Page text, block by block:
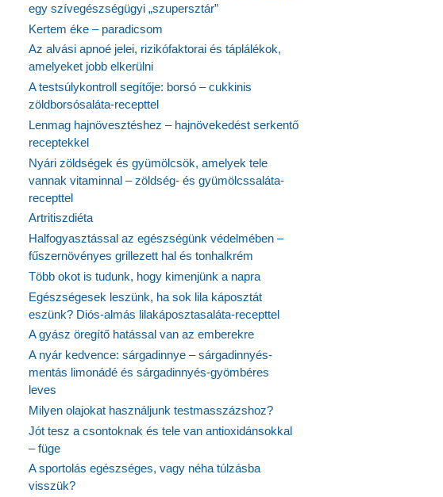
egy szívegészségügyi „szupersztár”
Kertem éke – paradicsom
Az alvási apnoé jelei, rizikófaktorai és táplálékok,
amelyeket jobb elkerülni
A testsúlykontroll segítője: borsó – cukkinis
zöldborsósaláta-recepttel
Lenmag hajnövesztéshez – hajnövekedést serkentő
receptekkel
Nyári zöldségek és gyümölcsök, amelyek tele
vannak vitaminnal – zöldség- és gyümölcssaláta-
recepttel
Artritiszdiéta
Halfogyasztással az egészségünk védelmében –
fűszernövényes grillezett hal és tonhalkrém
Több okot is tudunk, hogy kimenjünk a napra
Egészségesek leszünk, ha sok lila káposztát
eszünk? Diós-almás lilakáposztasaláta-recepttel
A gyász öregítő hatással van az emberekre
A nyár kedvence: sárgadinnye – sárgadinnyés-
mentás limonádé és sárgadinnyés-gyömbéres
leves
Milyen olajokat használjunk testmasszázshoz?
Jót tesz a csontoknak és tele van antioxidánsokkal
– füge
A sportolás egészséges, vagy néha túlzásba
visszük?